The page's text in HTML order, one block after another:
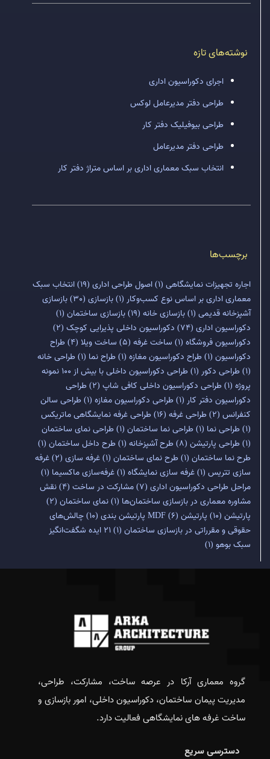
نوشته‌های تازه
اجرای دکوراسیون اداری
طراحی دفتر مدیرعامل لوکس
طراحی بیوفیلیک دفتر کار
طراحی دفتر مدیرعامل
انتخاب سبک معماری اداری بر اساس متراژ دفتر کار
برچسب‌ها
اجاره تجهیزات نمایشگاهی (1) اصول طراحی اداری (19)
انتخاب سبک
معماری اداری بر اساس نوع کسب‌وکار (1) بازسازی (30)
بازسازی
آشپزخانه قدیمی (1) بازسازی خانه (19) بازسازی ساختمان (1)
دکوراسیون اداری (74) دکوراسیون داخلی پذیرایی کوچک (2)
دکوراسیون فروشگاه (1) ساخت غرفه (5) ساخت ویلا (4)
طراح
دکوراسیون (1) طراح دکوراسیون مغازه (1) طراح نما (1) طراحی خانه
(1) طراحی دکور (1)
طراحی دکوراسیون داخلی با بیش از 100 نمونه
پروژه (1) طراحی دکوراسیون داخلی کافی شاپ (2)
طراحی
دکوراسیون دفتر کار (1) طراحی دکوراسیون مغازه (1) طراحی سالن
کنفرانس (2) طراحی غرفه (16)
طراحی غرفه نمایشگاهی ماتریکس
(1) طراحی نما (1) طراحی نما ساختمان (1) طراحی نمای ساختمان
(1) طراحی پارتیشن (8) طرح آشپزخانه (1) طرح داخل ساختمان (1)
طرح نما ساختمان (1) طرح نمای ساختمان (1) غرفه سازی (2)
غرفه
سازی تتریس (1) غرفه سازی نمایشگاه (1) غرفه‌سازی ماکسیما (1)
مراحل طراحی دکوراسیون اداری (7) مشارکت در ساخت (4)
نقش
مشاوره معماری در بازسازی ساختمان‌ها (1) نمای ساختمان (2)
پارتیشن (10) پارتیشن MDF (6) پارتیشن بندی (10)
چالش‌های
حقوقی و مقرراتی در بازسازی ساختمان (1)
۲۱ ایده شگفت‌انگیز
سبک بوهو (1)
گروه معماری آرکا در عرصه ساخت، مشارکت، طراحی،
مدیریت پیمان ساختمان، دکوراسیون داخلی، امور بازسازی و
ساخت غرفه های نمایشگاهی فعالیت دارد.
دسترسی سریع